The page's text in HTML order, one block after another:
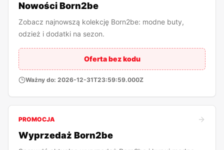
Nowości Born2be
Zobacz najnowszą kolekcję Born2be: modne buty,
odzież i dodatki na sezon.
Oferta bez kodu
Ważny do: 2026-12-31T23:59:59.000Z
PROMOCJA
Wyprzedaż Born2be